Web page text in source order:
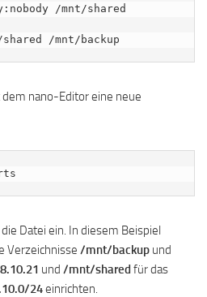
/mnt/shared
/mnt/backup
nano-Editor eine neue
Datei ein. In diesem Beispiel
Verzeichnisse /mnt/backup und
und /mnt/shared für das
24einrichten.